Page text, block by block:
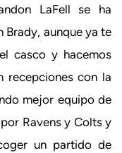
LaFell se ha
Brady, aunque ya te
casco y hacemos
recepciones con la
mejor equipo de
Ravens y Colts y
un partido de